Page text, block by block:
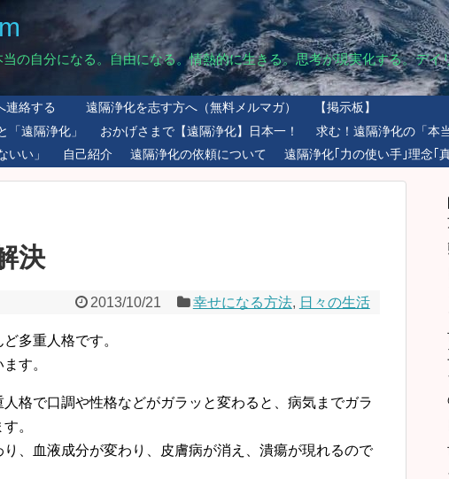
の自分になる。自由になる。情熱的に生きる。思考が現実化する。デ
絡する 遠隔浄化を志す方へ（無料メルマガ）
【掲示板】
「遠隔浄化」
おかげさまで【遠隔浄化】日本一！
求む！遠隔浄化の「本
い」
自己紹介 遠隔浄化の依頼について 遠隔浄化｢力の使い手｣理念｢
決
2013/10/21 幸せになる方法, 日々の生活
多重人格です。
す。
格で口調や性格などがガラッと変わると、病気までガラ
。
、血液成分が変わり、皮膚病が消え、潰瘍が現れるので